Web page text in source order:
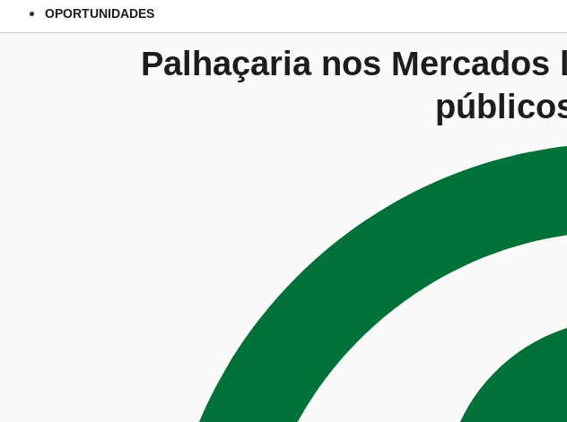
OPORTUNIDADES
Palhaçaria nos